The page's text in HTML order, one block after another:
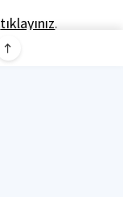
tıklayınız.